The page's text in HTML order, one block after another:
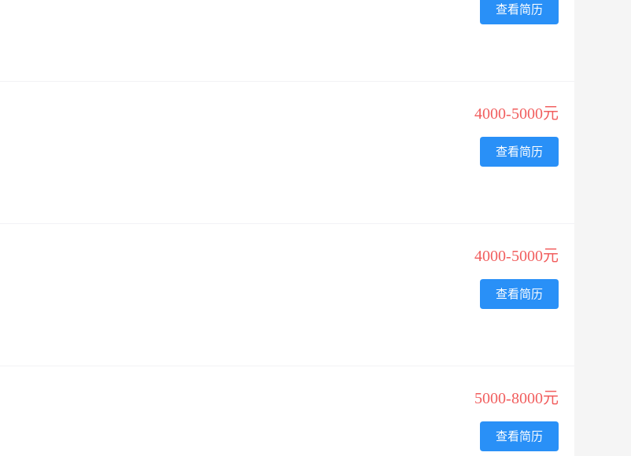
查看简历
4000-5000元
查看简历
4000-5000元
查看简历
5000-8000元
查看简历